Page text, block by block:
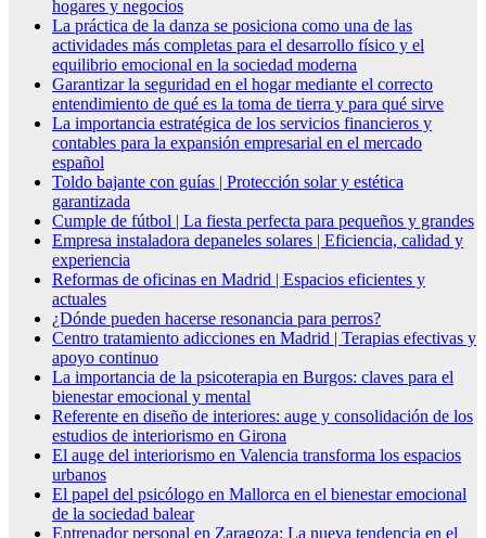
hogares y negocios
La práctica de la danza se posiciona como una de las
actividades más completas para el desarrollo físico y el
equilibrio emocional en la sociedad moderna
Garantizar la seguridad en el hogar mediante el correcto
entendimiento de qué es la toma de tierra y para qué sirve
La importancia estratégica de los servicios financieros y
contables para la expansión empresarial en el mercado
español
Toldo bajante con guías | Protección solar y estética
garantizada
Cumple de fútbol | La fiesta perfecta para pequeños y grandes
Empresa instaladora depaneles solares | Eficiencia, calidad y
experiencia
Reformas de oficinas en Madrid | Espacios eficientes y
actuales
¿Dónde pueden hacerse resonancia para perros?
Centro tratamiento adicciones en Madrid | Terapias efectivas y
apoyo continuo
La importancia de la psicoterapia en Burgos: claves para el
bienestar emocional y mental
Referente en diseño de interiores: auge y consolidación de los
estudios de interiorismo en Girona
El auge del interiorismo en Valencia transforma los espacios
urbanos
El papel del psicólogo en Mallorca en el bienestar emocional
de la sociedad balear
Entrenador personal en Zaragoza: La nueva tendencia en el